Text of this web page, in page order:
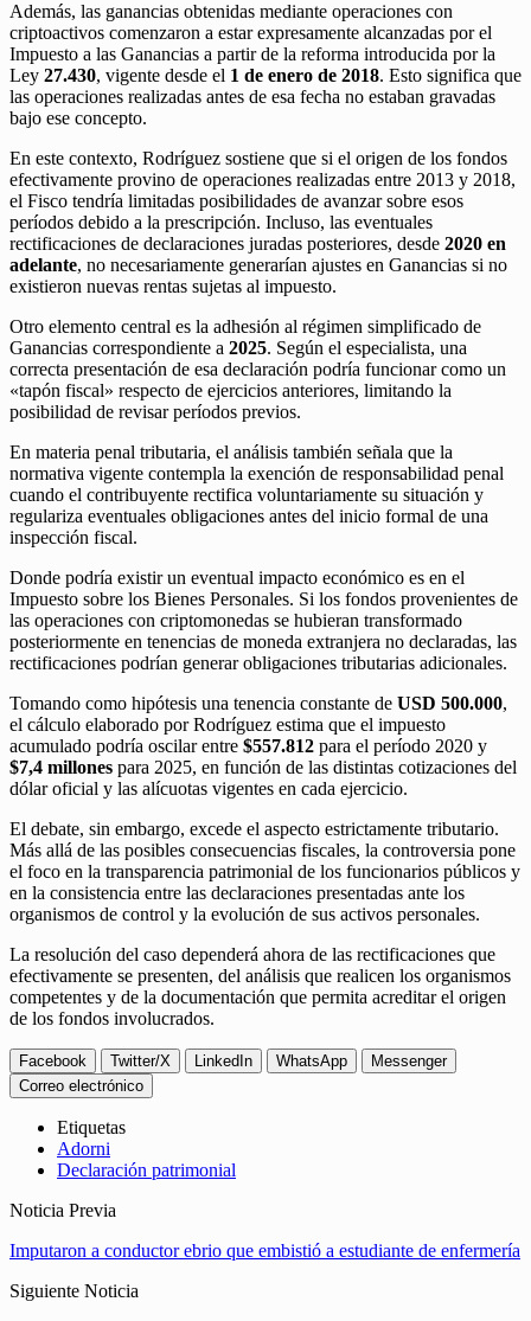
Además, las ganancias obtenidas mediante operaciones con
criptoactivos comenzaron a estar expresamente alcanzadas por el
Impuesto a las Ganancias a partir de la reforma introducida por la
Ley 27.430, vigente desde el 1 de enero de 2018. Esto significa que
las operaciones realizadas antes de esa fecha no estaban gravadas
bajo ese concepto.
En este contexto, Rodríguez sostiene que si el origen de los fondos
efectivamente provino de operaciones realizadas entre 2013 y 2018,
el Fisco tendría limitadas posibilidades de avanzar sobre esos
períodos debido a la prescripción. Incluso, las eventuales
rectificaciones de declaraciones juradas posteriores, desde 2020 en
adelante, no necesariamente generarían ajustes en Ganancias si no
existieron nuevas rentas sujetas al impuesto.
Otro elemento central es la adhesión al régimen simplificado de
Ganancias correspondiente a 2025. Según el especialista, una
correcta presentación de esa declaración podría funcionar como un
«tapón fiscal» respecto de ejercicios anteriores, limitando la
posibilidad de revisar períodos previos.
En materia penal tributaria, el análisis también señala que la
normativa vigente contempla la exención de responsabilidad penal
cuando el contribuyente rectifica voluntariamente su situación y
regulariza eventuales obligaciones antes del inicio formal de una
inspección fiscal.
Donde podría existir un eventual impacto económico es en el
Impuesto sobre los Bienes Personales. Si los fondos provenientes de
las operaciones con criptomonedas se hubieran transformado
posteriormente en tenencias de moneda extranjera no declaradas, las
rectificaciones podrían generar obligaciones tributarias adicionales.
Tomando como hipótesis una tenencia constante de USD 500.000,
el cálculo elaborado por Rodríguez estima que el impuesto
acumulado podría oscilar entre $557.812 para el período 2020 y
$7,4 millones para 2025, en función de las distintas cotizaciones del
dólar oficial y las alícuotas vigentes en cada ejercicio.
El debate, sin embargo, excede el aspecto estrictamente tributario.
Más allá de las posibles consecuencias fiscales, la controversia pone
el foco en la transparencia patrimonial de los funcionarios públicos y
en la consistencia entre las declaraciones presentadas ante los
organismos de control y la evolución de sus activos personales.
La resolución del caso dependerá ahora de las rectificaciones que
efectivamente se presenten, del análisis que realicen los organismos
competentes y de la documentación que permita acreditar el origen
de los fondos involucrados.
Facebook Twitter/X LinkedIn WhatsApp
Messenger
Correo electrónico
Etiquetas
Adorni
Declaración patrimonial
Noticia Previa
Imputaron a conductor ebrio que embistió a estudiante de enfermería
Siguiente Noticia